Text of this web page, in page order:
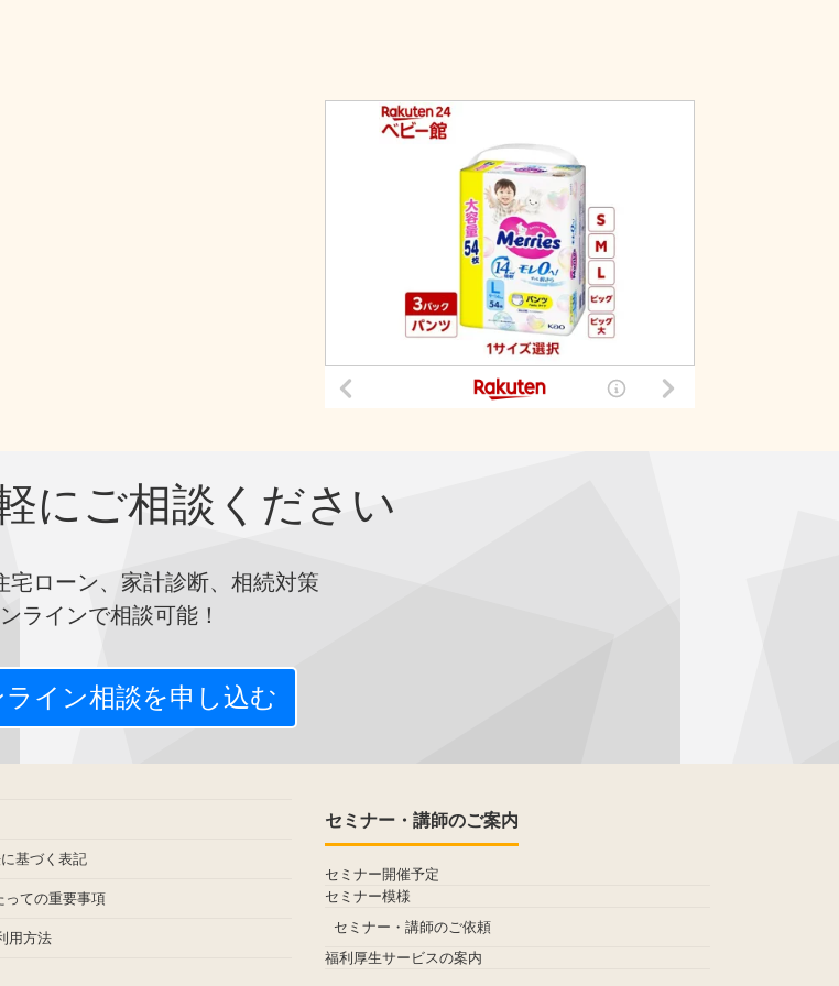
にご相談ください
宅ローン、家計診断、相続対策
ラインで相談可能！
ライン相談を申し込む
基づく表記
っての重要事項
用方法
セミナー・講師のご案内
セミナー開催予定
セミナー模様
セミナー・講師のご依頼
福利厚生サービスの案内